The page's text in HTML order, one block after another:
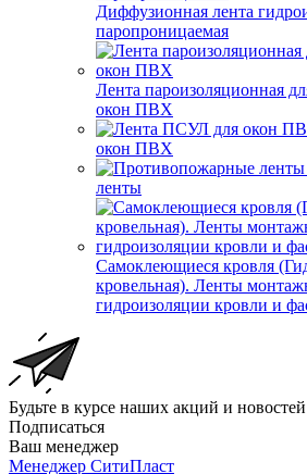
Диффузионная лента
паропроницаемая
Лента пароизоляционная
окон ПВХ
окон ПВХ
ленты
Самоклеющиеся кровля
кровельная). Ленты
гидроизоляции кровли и
Будьте в курсе наших акций и новостей
Подписаться
Ваш менеджер
Менеджер СитиПласт